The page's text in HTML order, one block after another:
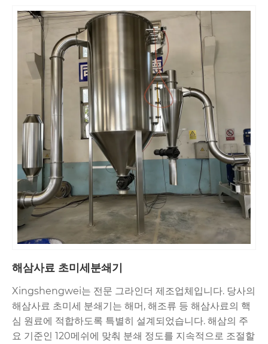
해삼사료 초미세분쇄기
Xingshengwei는 전문 그라인더 제조업체입니다. 당사의
해삼사료 초미세 분쇄기는 해머, 해조류 등 해삼사료의 핵
심 원료에 적합하도록 특별히 설계되었습니다. 해삼의 주
요 기준인 120메쉬에 맞춰 분쇄 정도를 지속적으로 조절할